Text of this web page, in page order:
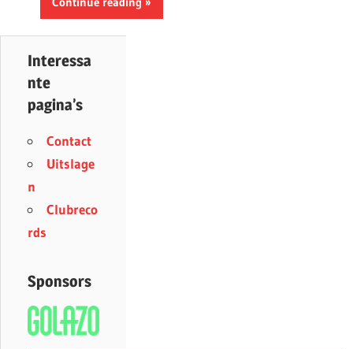
Interessa
nte
pagina’s
Contact
Uitslage
n
Clubreco
rds
Sponsors